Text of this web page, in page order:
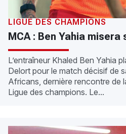
LIGUE DES CHAMPIONS
MCA : Ben Yahia misera
L’entraîneur Khaled Ben Yahia
Delort pour le match décisif de
Africans, dernière rencontre de
Ligue des champions. Le...